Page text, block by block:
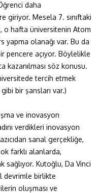
daha
giriyor. Mesela 7. sınıftaki
o hafta üniversitenin Atom
yapma olanağı var. Bu da
pencere açıyor. Böylelikle
kazanılması söz konusu.
tercih etmek
bir şansları var.)
ve inovasyon
verdikleri inovasyon
sanal gerçekliğe,
farklı alanlarda,
Kutoğlu, Da Vinci
devrimle birlikte
oluşması ve